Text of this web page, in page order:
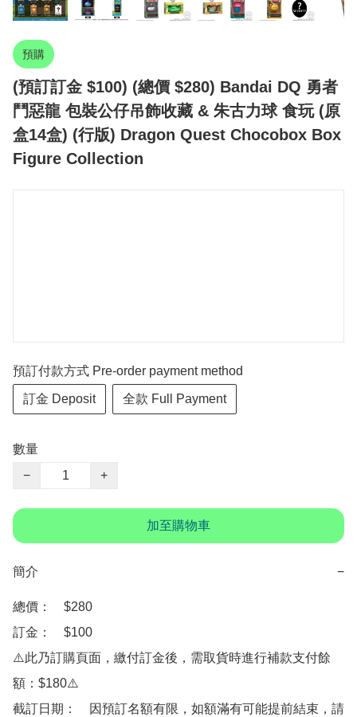
預購
(預訂訂金 $100) (總價 $280) Bandai DQ 勇者
鬥惡龍 包裝公仔吊飾收藏 & 朱古力球 食玩 (原
盒14盒) (行版) Dragon Quest Chocobox Box
Figure Collection
預訂付款方式 Pre-order payment method
訂金 Deposit 全款 Full Payment
數量
−
+
加至購物車
簡介 −
總價：　$280
訂金：　$100
⚠️此乃訂購頁面，繳付訂金後，需取貨時進行補款支付餘
額：$180⚠️
截訂日期：　因預訂名額有限，如額滿有可能提前結束，請